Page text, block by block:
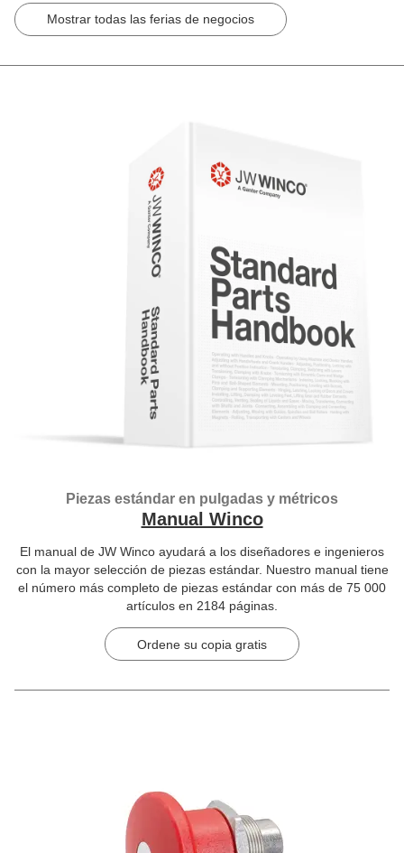
Mostrar todas las ferias de negocios
Piezas estándar en pulgadas y métricos
Manual Winco
El manual de JW Winco ayudará a los diseñadores e ingenieros
con la mayor selección de piezas estándar. Nuestro manual tiene
el número más completo de piezas estándar con más de 75 000
artículos en 2184 páginas.
Ordene su copia gratis